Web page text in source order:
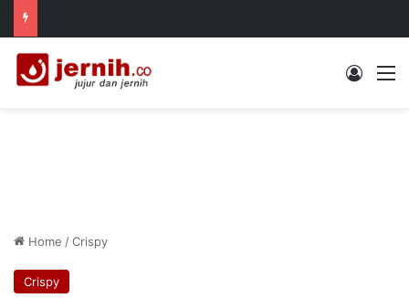
Log In
Home /Crispy
Crispy